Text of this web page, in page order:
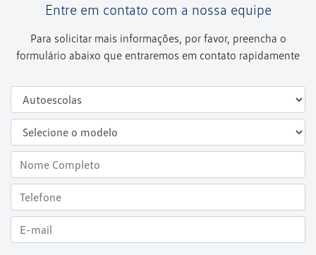
Entre em contato com a nossa equipe
Para solicitar mais informações, por favor, preencha o
formulário abaixo que entraremos em contato rapidamente